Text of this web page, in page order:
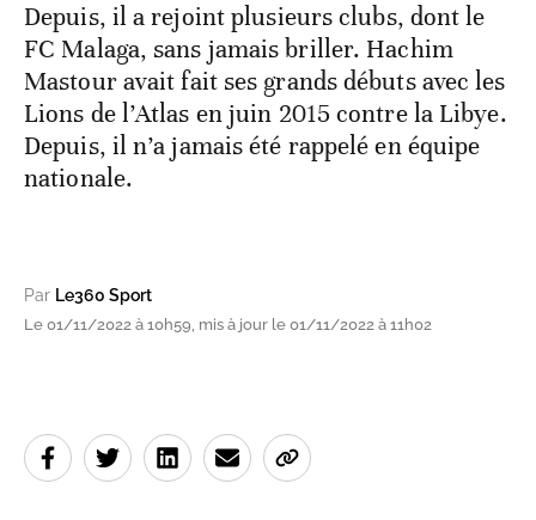
Depuis, il a rejoint plusieurs clubs, dont le
FC Malaga, sans jamais briller. Hachim
Mastour avait fait ses grands débuts avec les
Lions de l’Atlas en juin 2015 contre la Libye.
Depuis, il n’a jamais été rappelé en équipe
nationale.
Par Le360 Sport
Le 01/11/2022 à 10h59, mis à jour le 01/11/2022 à 11h02